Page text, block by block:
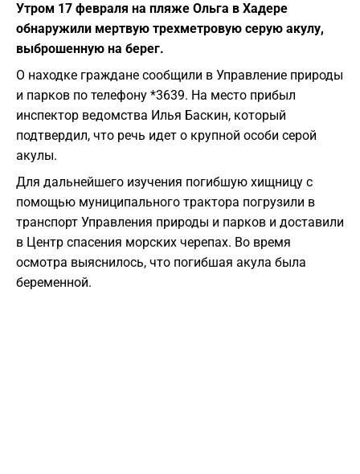
Утром 17 февраля на пляже Ольга в Хадере
обнаружили мертвую трехметровую серую акулу,
выброшенную на берег.
О находке граждане сообщили в Управление природы
и парков по телефону *3639. На место прибыл
инспектор ведомства Илья Баскин, который
подтвердил, что речь идет о крупной особи серой
акулы.
Для дальнейшего изучения погибшую хищницу с
помощью муниципального трактора погрузили в
транспорт Управления природы и парков и доставили
в Центр спасения морских черепах. Во время
осмотра выяснилось, что погибшая акула была
беременной.